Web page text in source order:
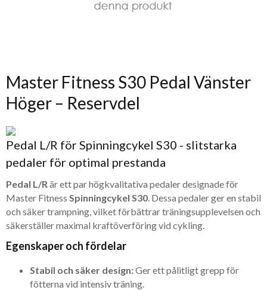
Master Fitness S30 Pedal Vänster
Höger – Reservdel
Pedal L/R för Spinningcykel S30 - slitstarka
pedaler för optimal prestanda
Pedal L/R är ett par högkvalitativa pedaler designade för
Master Fitness Spinningcykel S30. Dessa pedaler ger en stabil
och säker trampning, vilket förbättrar träningsupplevelsen och
säkerställer maximal kraftöverföring vid cykling.
Egenskaper och fördelar
Stabil och säker design:Ger ett pålitligt grepp för
fötterna vid intensiv träning.